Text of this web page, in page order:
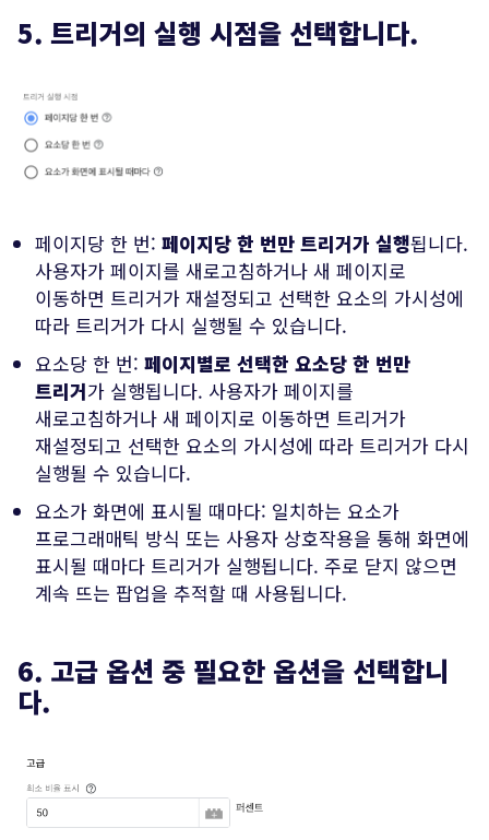
5. 트리거의 실행 시점을 선택합니다.
페이지당 한 번: 페이지당 한 번만 트리거가 실행됩니다.
사용자가 페이지를 새로고침하거나 새 페이지로
이동하면 트리거가 재설정되고 선택한 요소의 가시성에
따라 트리거가 다시 실행될 수 있습니다.
요소당 한 번: 페이지별로 선택한 요소당 한 번만
트리거가 실행됩니다. 사용자가 페이지를
새로고침하거나 새 페이지로 이동하면 트리거가
재설정되고 선택한 요소의 가시성에 따라 트리거가 다시
실행될 수 있습니다.
요소가 화면에 표시될 때마다: 일치하는 요소가
프로그래매틱 방식 또는 사용자 상호작용을 통해 화면에
표시될 때마다 트리거가 실행됩니다. 주로 닫지 않으면
계속 뜨는 팝업을 추적할 때 사용됩니다.
6. 고급 옵션 중 필요한 옵션을 선택합니
다.